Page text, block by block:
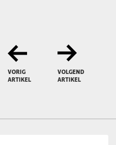
VORIG
ARTIKEL
VOLGEND
ARTIKEL